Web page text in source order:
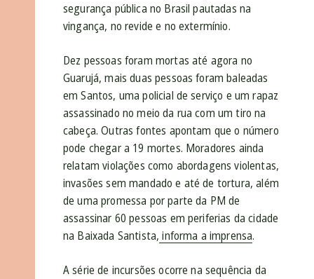
segurança pública no Brasil pautadas na
vingança, no revide e no extermínio.
Dez pessoas foram mortas até agora no
Guarujá, mais duas pessoas foram baleadas
em Santos, uma policial de serviço e um rapaz
assassinado no meio da rua com um tiro na
cabeça. Outras fontes apontam que o número
pode chegar a 19 mortes. Moradores ainda
relatam violações como abordagens violentas,
invasões sem mandado e até de tortura, além
de uma promessa por parte da PM de
assassinar 60 pessoas em periferias da cidade
na Baixada Santista, informa a imprensa.
A série de incursões ocorre na sequência da